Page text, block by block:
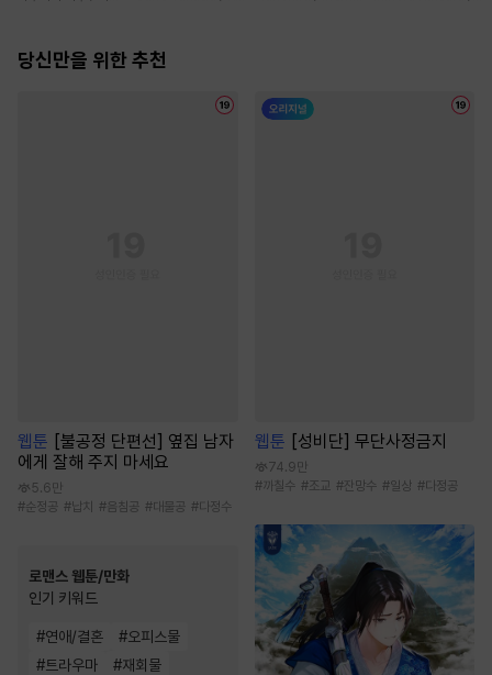
사랑꾼이 되었습니
당신만을 위한 추천
웹툰 [불공정 단편선] 옆집 남자
에게 잘해 주지 마세요
5.6만
#순정공 #납치 #음침공 #대물공 #다정수
로맨스 웹툰/만화
인기 키워드
#연애/결혼 #오피스물
#트라우마 #재회물
웹툰 [성비단] 무단사정금지
74.9만
#까칠수 #조교 #잔망수 #일상 #다정공